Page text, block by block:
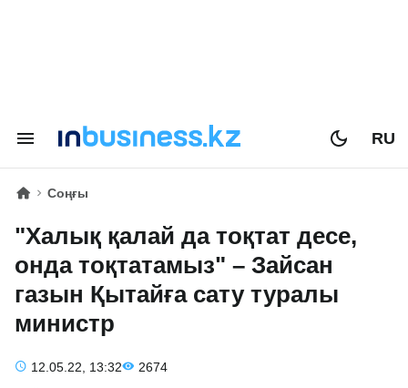
RU
Соңғы
"Халық қалай да тоқтат десе,
онда тоқтатамыз" – Зайсан
газын Қытайға сату туралы
министр
12.05.22, 13:32 2674